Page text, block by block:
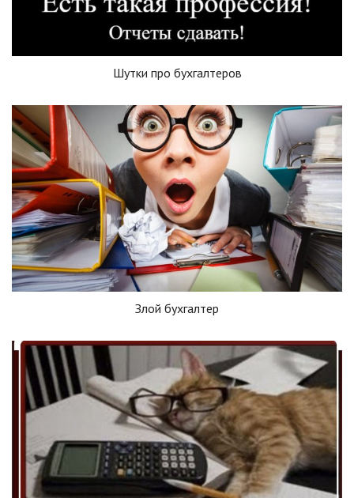
Шутки про бухгалтеров
Злой бухгалтер